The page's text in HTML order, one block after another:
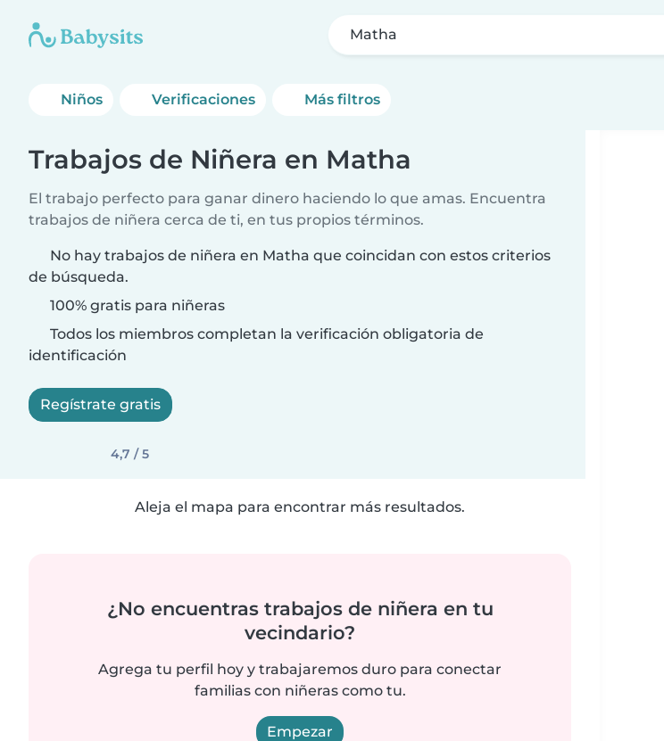
Matha
Niños Verificaciones Más filtros
Trabajos de Niñera en Matha
El trabajo perfecto para ganar dinero haciendo lo que amas. Encuentra
trabajos de niñera cerca de ti, en tus propios términos.
No hay trabajos de niñera en Matha que coincidan con estos criterios
de búsqueda.
100% gratis para niñeras
Todos los miembros completan la verificación obligatoria de
identificación
Regístrate gratis
4,7 / 5
Aleja el mapa para encontrar más resultados.
¿No encuentras trabajos de niñera en tu
vecindario?
Agrega tu perfil hoy y trabajaremos duro para conectar
familias con niñeras como tu.
Empezar